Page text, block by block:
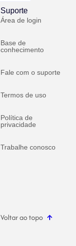
Suporte
Área de login
Base de
conhecimento
Fale com o suporte
Termos de uso
Política de
privacidade
Trabalhe conosco
Voltar ao topo